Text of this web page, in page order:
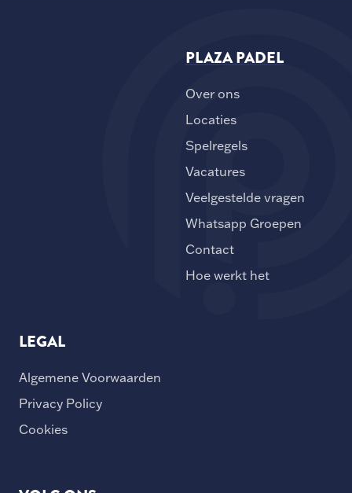
PLAZA PADEL
Over ons
Locaties
Spelregels
Vacatures
Veelgestelde vragen
Whatsapp Groepen
Contact
Hoe werkt het
LEGAL
Algemene Voorwaarden
Privacy Policy
Cookies